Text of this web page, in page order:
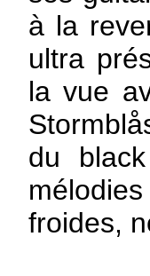
à la
ultra
la vue
du